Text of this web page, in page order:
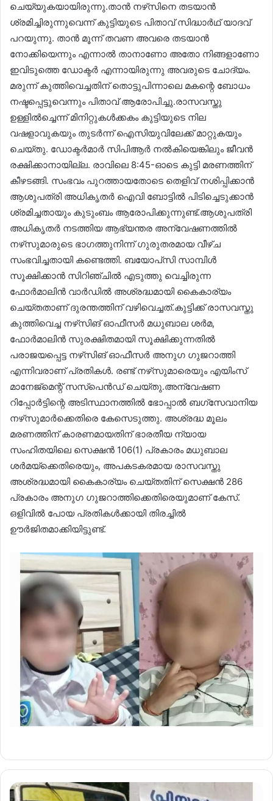
ചെയ്യുകയായിരുന്നു.താൻ നഴ്‌സിനെ തടയാൻ
ശ്രമിച്ചിരുന്നുവെന്ന് കുട്ടിയുടെ പിതാവ് സിദ്ധാർഥ് യാദവ്
പറയുന്നു. താൻ മൂന്ന് തവണ അവരെ തടയാൻ
നോക്കിയെന്നും എന്നാൽ താനാണോ അതോ നിങ്ങളാണോ
ഇവിടുത്തെ ഡോക്ടർ എന്നായിരുന്നു അവരുടെ ചോദ്യം.
മരുന്ന് കുത്തിവെച്ചതിന് തൊട്ടുപിന്നാലെ മകന്റെ ബോധം
നഷ്ടപ്പെട്ടുവെന്നും പിതാവ് ആരോപിച്ചു.രാസവസ്തു
ഉള്ളിൽച്ചെന്ന് മിനിറ്റുകൾക്കകം കുട്ടിയുടെ നില
വഷളാവുകയും തുടർന്ന് ഐസിയുവിലേക്ക് മാറ്റുകയും
ചെയ്തു. ഡോക്ടർമാർ സിപിആർ നൽകിയെങ്കിലും ജീവൻ
രക്ഷിക്കാനായില്ല. രാവിലെ 8:45-ഓടെ കുട്ടി മരണത്തിന്
കീഴടങ്ങി. സംഭവം പുറത്തായതോടെ തെളിവ് നശിപ്പിക്കാൻ
ആശുപത്രി അധികൃതർ ഐവി ബോട്ടിൽ പിടിച്ചെടുക്കാൻ
ശ്രമിച്ചതായും കുടുംബം ആരോപിക്കുന്നുണ്ട്.ആശുപത്രി
അധികൃതർ നടത്തിയ ആഭ്യന്തര അന്വേഷണത്തിൽ
നഴ്‌സുമാരുടെ ഭാഗത്തുനിന്ന് ഗുരുതരമായ വീഴ്ച
സംഭവിച്ചതായി കണ്ടെത്തി. ബയോപ്‌സി സാമ്പിൾ
സൂക്ഷിക്കാൻ സിറിഞ്ചിൽ എടുത്തു വെച്ചിരുന്ന
ഫോർമാലിൻ വാർഡിൽ അശ്രദ്ധമായി കൈകാര്യം
ചെയ്തതാണ് ദുരന്തത്തിന് വഴിവെച്ചത്.കുട്ടിക്ക് രാസവസ്തു
കുത്തിവെച്ച നഴ്‌സിങ് ഓഫീസർ മധുബാല ശർമ,
ഫോർമാലിൻ സുരക്ഷിതമായി സൂക്ഷിക്കുന്നതിൽ
പരാജയപ്പെട്ട നഴ്‌സിങ് ഓഫീസർ അനുഗ ഗുജറാത്തി
എന്നിവരാണ് പ്രതികൾ. രണ്ട് നഴ്‌സുമാരെയും എയിംസ്
മാനേജ്‌മെന്റ് സസ്‌പെൻഡ് ചെയ്തു.അന്വേഷണ
റിപ്പോർട്ടിന്റെ അടിസ്ഥാനത്തിൽ ഭോപ്പാൽ ബഗ്‌സേവാനിയ
നഴ്‌സുമാർക്കെതിരെ കേസെടുത്തു. അശ്രദ്ധ മൂലം
മരണത്തിന് കാരണമായതിന് ഭാരതീയ ന്യായ
സംഹിതയിലെ സെക്ഷൻ 106(1) പ്രകാരം മധുബാല
ശർമയ്‌ക്കെതിരെയും, അപകടകരമായ രാസവസ്തു
അശ്രദ്ധമായി കൈകാര്യം ചെയ്തതിന് സെക്ഷൻ 286
പ്രകാരം അനുഗ ഗുജറാത്തിക്കെതിരെയുമാണ് കേസ്.
ഒളിവിൽ പോയ പ്രതികൾക്കായി തിരച്ചിൽ
ഊർജിതമാക്കിയിട്ടുണ്ട്.